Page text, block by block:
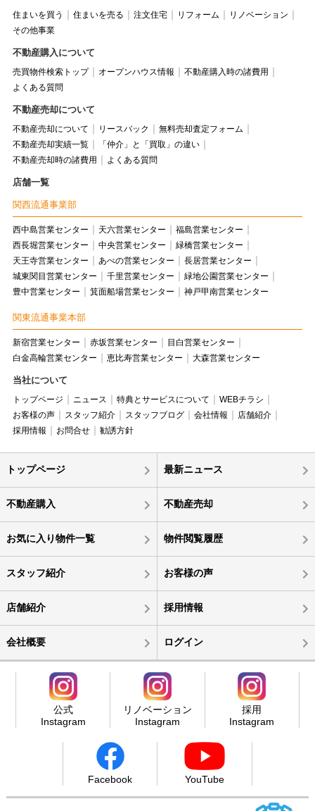
住まいを買う 住まいを売る 注文住宅 リフォーム
リノベーション
その他事業
不動産購入について
売買物件検索トップ オープンハウス情報
不動産購入時の諸費用
よくある質問
不動産売却について
不動産売却について リースバック
無料売却査定フォーム
不動産売却実績一覧
「仲介」と「買取」の違い
不動産売却時の諸費用
よくある質問
店舗一覧
関西流通事業部
西中島営業センター 天六営業センター
福島営業センター
西長堀営業センター
中央営業センター
緑橋営業センター
天王寺営業センター
あべの営業センター
長居営業センター
城東関目営業センター
千里営業センター
緑地公園営業センター
豊中営業センター
箕面船場営業センター 神戸甲南営業センター
関東流通事業本部
新宿営業センター 赤坂営業センター
目白営業センター
白金高輪営業センター
恵比寿営業センター 大森営業センター
当社について
トップページ ニュース 特典とサービスについて
WEBチラシ
お客様の声
スタッフ紹介 スタッフブログ 会社情報
店舗紹介
採用情報
お問合せ 勧誘方針
トップページ 最新ニュース
不動産購入 不動産売却
お気に入り物件一覧 物件閲覧履歴
スタッフ紹介 お客様の声
店舗紹介 採用情報
会社概要 ログイン
公式
Instagram
リノベーション
Instagram
採用
Instagram
Facebook YouTube